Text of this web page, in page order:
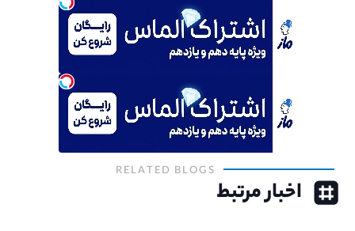
RELATED BLOGS
اخبار مرتبط